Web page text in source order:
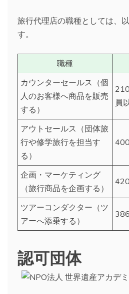
旅行代理店の職種としては、
す。
職種
カウンターセールス（個
人のお客様へ商品を販売
する）
員
アウトセールス（団体旅
行や修学旅行を担当す
る）
企画・マーケティング
（旅行商品を企画する）
ツアーコンダクター（ツ
アーへ添乗する）
認可団体